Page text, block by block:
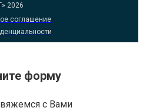
2026
соглашение
форму
с Вами